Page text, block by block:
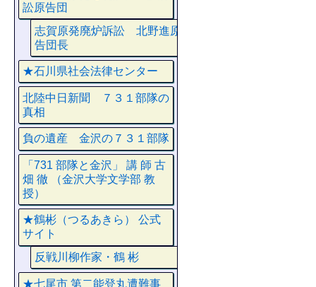
訟原告団
志賀原発廃炉訴訟 北野進原
告団長
★石川県社会法律センター
北陸中日新聞 ７３１部隊の
真相
負の遺産 金沢の７３１部隊
「731 部隊と金沢」 講 師 古
畑 徹 （金沢大学文学部 教
授）
★鶴彬（つるあきら） 公式
サイト
反戦川柳作家・鶴 彬
★七尾市 第二能登丸遭難事